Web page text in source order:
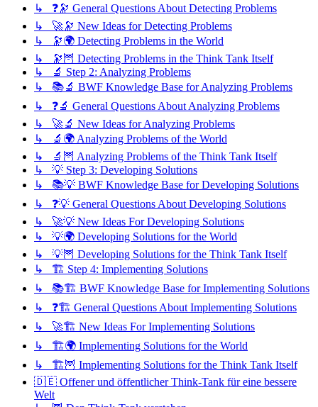
↳ ❓🔭 General Questions About Detecting Problems
↳ 🚀🔭 New Ideas for Detecting Problems
↳ 🔭🌍 Detecting Problems in the World
↳ 🔭🦉 Detecting Problems in the Think Tank Itself
↳ 🔬 Step 2: Analyzing Problems
↳ 📚🔬 BWF Knowledge Base for Analyzing Problems
↳ ❓🔬 General Questions About Analyzing Problems
↳ 🚀🔬 New Ideas for Analyzing Problems
↳ 🔬🌍 Analyzing Problems of the World
↳ 🔬🦉 Analyzing Problems of the Think Tank Itself
↳ 💡 Step 3: Developing Solutions
↳ 📚💡 BWF Knowledge Base for Developing Solutions
↳ ❓💡 General Questions About Developing Solutions
↳ 🚀💡 New Ideas For Developing Solutions
↳ 💡🌍 Developing Solutions for the World
↳ 💡🦉 Developing Solutions for the Think Tank Itself
↳ 🏗️ Step 4: Implementing Solutions
↳ 📚🏗️ BWF Knowledge Base for Implementing Solutions
↳ ❓🏗️ General Questions About Implementing Solutions
↳ 🚀🏗️ New Ideas For Implementing Solutions
↳ 🏗️🌍 Implementing Solutions for the World
↳ 🏗️🦉 Implementing Solutions for the Think Tank Itself
🇩🇪 Offener und öffentlicher Think-Tank für eine bessere
Welt